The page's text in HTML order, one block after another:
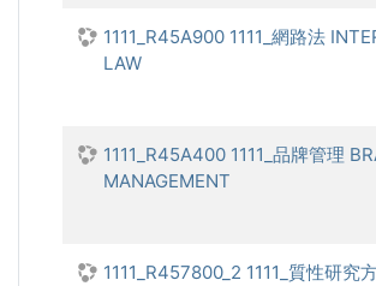
1111_R45A900 1111_網路法
LAW
1111_R45A400 1111_品牌管理
MANAGEMENT
1111_R457800_2 1111_質性研究